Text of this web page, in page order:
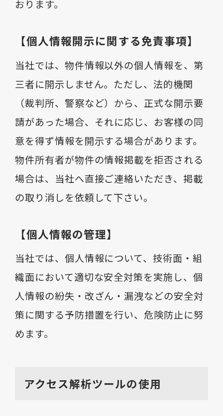
おります。
【個人情報開示に関する免責事項】
当社では、物件情報以外の個人情報を、第
三者に開示しません。ただし、法的機関
（裁判所、警察など）から、正式な開示要
請があった場合、それに応じ、お客様の同
意を得ず情報を開示する場合があります。
物件所有者が物件の情報掲載を拒否される
場合は、当社へ直接ご連絡いただき、掲載
の取り消しを依頼して下さい。
【個人情報の管理】
当社では、個人情報について、技術面・組
織面において適切な安全対策を実施し、個
人情報の紛失・改ざん・漏洩などの安全対
策に関する予防措置を行い、危険防止に努
めます。
アクセス解析ツールの使用